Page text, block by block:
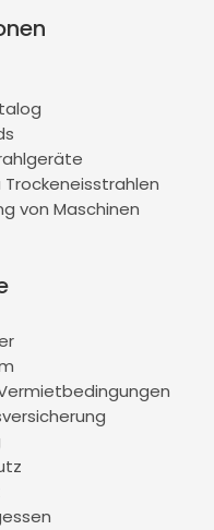
von Maschinen